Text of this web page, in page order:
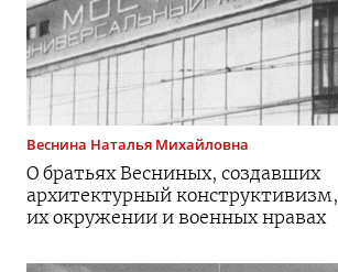
Веснина Наталья Михайловна
О братьях Весниных, создавших
архитектурный конструктивизм,
их окружении и военных нравах